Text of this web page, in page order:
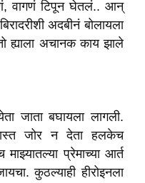
वागणं टिपून घेतलं.. आन्
अदबीनं बोलायला
ह्याला अचानक काय झाले
जाता बघायला लागली.
जोर न देता हलकेच
प्रेमाच्या आर्त
कुठल्याही हीरोइनला